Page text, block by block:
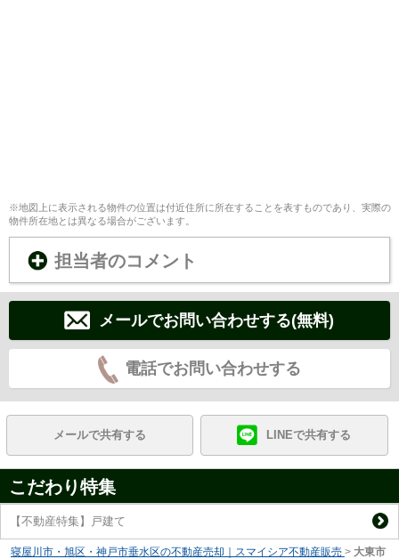
※地図上に表示される物件の位置は付近住所に所在することを表すものであり、実際の
物件所在地とは異なる場合がございます。
担当者のコメント
メールでお問い合わせする(無料)
電話でお問い合わせする
メールで共有する LINEで共有する
こだわり特集
【不動産特集】戸建て
寝屋川市・旭区・神戸市垂水区の不動産売却｜スマイシア不動産販売 > 大東市